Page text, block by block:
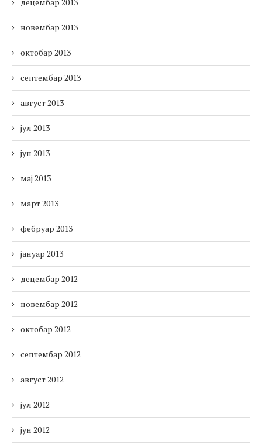
децембар 2013
новембар 2013
октобар 2013
септембар 2013
август 2013
јул 2013
јун 2013
мај 2013
март 2013
фебруар 2013
јануар 2013
децембар 2012
новембар 2012
октобар 2012
септембар 2012
август 2012
јул 2012
јун 2012